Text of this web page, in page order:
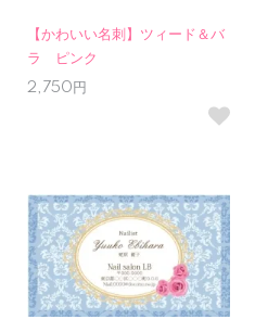
【かわいい名刺】ツィード＆バ
ラ ピンク
2,750円